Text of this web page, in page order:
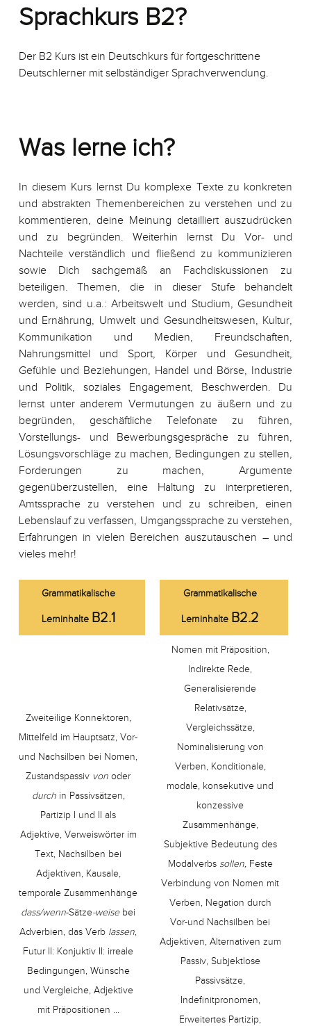
Sprachkurs B2?
Der B2 Kurs ist ein Deutschkurs für fortgeschrittene
Deutschlerner mit selbständiger Sprachverwendung.
Was lerne ich?
In diesem Kurs lernst Du komplexe Texte zu konkreten
und abstrakten Themenbereichen zu verstehen und zu
kommentieren, deine Meinung detailliert auszudrücken
und zu begründen. Weiterhin lernst Du Vor- und
Nachteile verständlich und fließend zu kommunizieren
sowie Dich sachgemäß an Fachdiskussionen zu
beteiligen. Themen, die in dieser Stufe behandelt
werden, sind u.a.: Arbeitswelt und Studium, Gesundheit
und Ernährung, Umwelt und Gesundheitswesen, Kultur,
Kommunikation und Medien, Freundschaften,
Nahrungsmittel und Sport, Körper und Gesundheit,
Gefühle und Beziehungen, Handel und Börse, Industrie
und Politik, soziales Engagement, Beschwerden. Du
lernst unter anderem Vermutungen zu äußern und zu
begründen, geschäftliche Telefonate zu führen,
Vorstellungs- und Bewerbungsgespräche zu führen,
Lösungsvorschläge zu machen, Bedingungen zu stellen,
Forderungen zu machen, Argumente
gegenüberzustellen, eine Haltung zu interpretieren,
Amtssprache zu verstehen und zu schreiben, einen
Lebenslauf zu verfassen, Umgangssprache zu verstehen,
Erfahrungen in vielen Bereichen auszutauschen – und
vieles mehr!
Grammatikalische
Lerninhalte B2.1
Grammatikalische
Lerninhalte B2.2
Zweiteilige Konnektoren,
Mittelfeld im Hauptsatz, Vor-
und Nachsilben bei Nomen,
Zustandspassiv von oder
durchin Passivsätzen,
Partizip I und II als
Adjektive, Verweiswörter im
Text, Nachsilben bei
Adjektiven, Kausale,
temporale Zusammenhänge
dass/wenn-Sätze-weisebei
Adverbien, das Verb lassen,
Futur II: Konjuktiv II: irreale
Bedingungen, Wünsche
und Vergleiche, Adjektive
mit Präpositionen …
Nomen mit Präposition,
Indirekte Rede,
Generalisierende
Relativsätze,
Vergleichssätze,
Nominalisierung von
Verben, Konditionale,
modale, konsekutive und
konzessive
Zusammenhänge,
Subjektive Bedeutung des
Modalverbs sollen, Feste
Verbindung von Nomen mit
Verben, Negation durch
Vor-und Nachsilben bei
Adjektiven, Alternativen zum
Passiv, Subjektlose
Passivsätze,
Indefinitpronomen,
Erweitertes Partizip,